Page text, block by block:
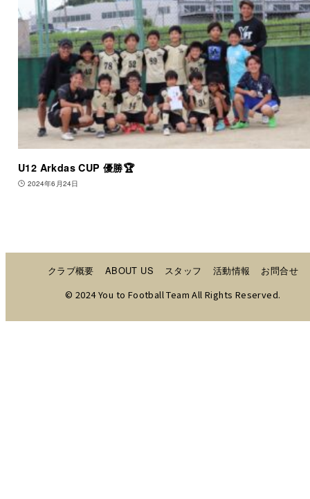
U12 Arkdas CUP 優勝🏆
2024年6月24日
クラブ概要 ABOUT US スタッフ 活動情報
お問合せ
© 2024 You to Football Team All Rights Reserved.